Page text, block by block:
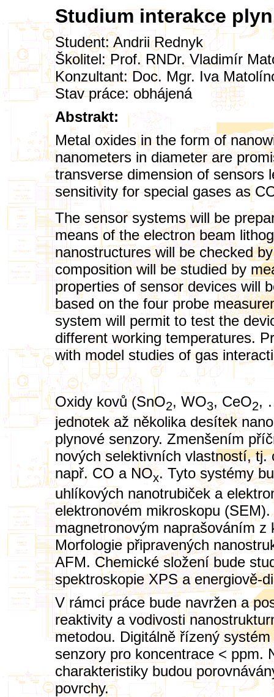
Studium interakce
Student:Andrii Rednyk
Školitel:Prof. RNDr. Vladimír
Konzultant:Doc. Mgr. Iva
Stav práce: obhájená
Abstrakt:
Metal oxides in the form of
nanometers in diameter are
transverse dimension of sensors
sensitivity for special gases as
The sensor systems will be
means of the electron beam
nanostructures will be checked
composition will be studied by
properties of sensor devices will
based on the four probe
system will permit to test the
different working temperatures.
with model studies of gas
Oxidy kovů (SnO2, WO3, CeO2,
jednotek až několika desítek
plynové senzory. Zmenšením
nových selektivních vlastností,
např. CO a NOx. Tyto systémy
uhlíkových nanotrubiček a
elektronovém mikroskopu
magnetronovým naprašováním
Morfologie připravených
AFM. Chemické složení bude
spektroskopie XPS a energiově-
V rámci práce bude navržen a
reaktivity a vodivosti
metodou. Digitálně řízený
senzory pro koncentrace < ppm.
charakteristiky budou
povrchy.